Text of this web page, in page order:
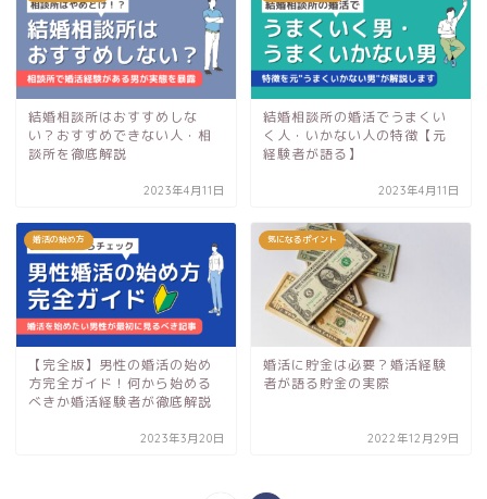
結婚相談所はおすすめしな
い？おすすめできない人・相
談所を徹底解説
2023年4月11日
結婚相談所の婚活でうまくい
く人・いかない人の特徴【元
経験者が語る】
2023年4月11日
婚活の始め方
【完全版】男性の婚活の始め
方完全ガイド！何から始める
べきか婚活経験者が徹底解説
2023年3月20日
気になるポイント
婚活に貯金は必要？婚活経験
者が語る貯金の実際
2022年12月29日